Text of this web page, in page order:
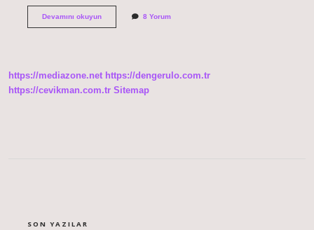
Devamını okuyunYves
8 Yorum
https://mediazone.net https://dengerulo.com.tr
https://cevikman.com.tr Sitemap
SON YAZILAR